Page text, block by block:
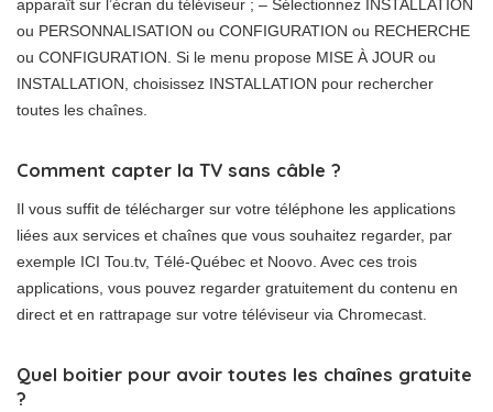
apparaît sur l’écran du téléviseur ; – Sélectionnez INSTALLATION
ou PERSONNALISATION ou CONFIGURATION ou RECHERCHE
ou CONFIGURATION. Si le menu propose MISE À JOUR ou
INSTALLATION, choisissez INSTALLATION pour rechercher
toutes les chaînes.
Comment capter la TV sans câble ?
Il vous suffit de télécharger sur votre téléphone les applications
liées aux services et chaînes que vous souhaitez regarder, par
exemple ICI Tou.tv, Télé-Québec et Noovo. Avec ces trois
applications, vous pouvez regarder gratuitement du contenu en
direct et en rattrapage sur votre téléviseur via Chromecast.
Quel boitier pour avoir toutes les chaînes gratuite
?